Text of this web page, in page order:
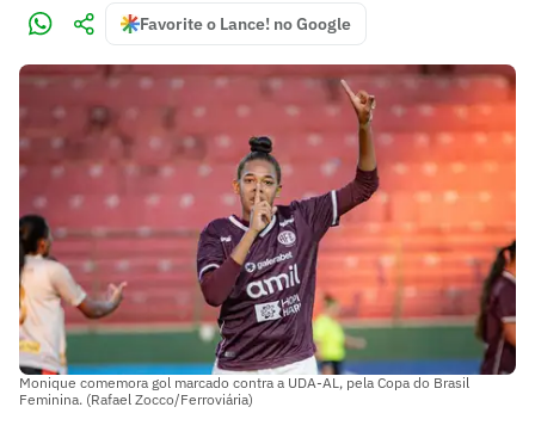
Favorite o Lance! no Google
Monique comemora gol marcado contra a UDA-AL, pela Copa do Brasil
Feminina. (Rafael Zocco/Ferroviária)